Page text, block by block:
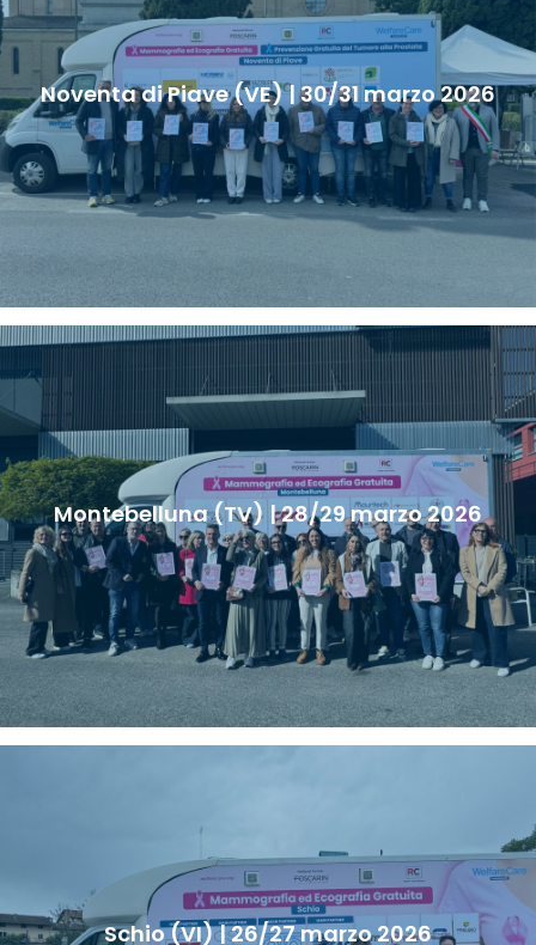
Noventa di Piave (VE) | 30/31 marzo 2026
Montebelluna (TV) | 28/29 marzo 2026
Schio (VI) | 26/27 marzo 2026